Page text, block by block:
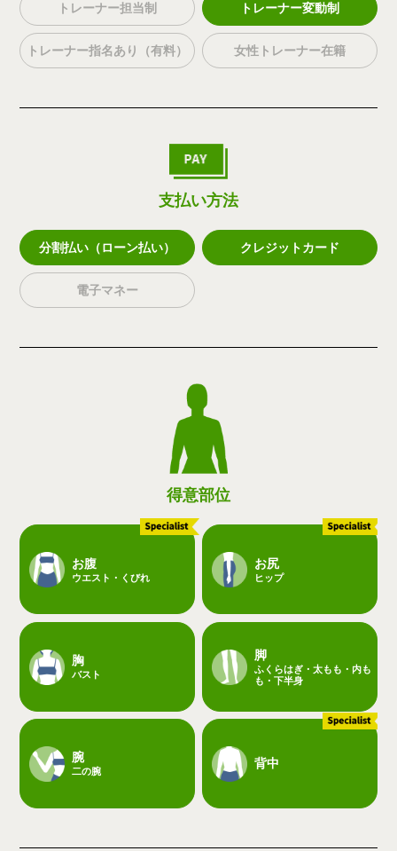
トレーナー担当制 トレーナー変動制
トレーナー指名あり（有料） 女性トレーナー在籍
支払い方法
分割払い（ローン払い） クレジットカード
電子マネー
得意部位
お腹
ウエスト・くびれ
お尻
ヒップ
胸
バスト
脚
ふくらはぎ・太もも・内も
も・下半身
腕
二の腕
背中